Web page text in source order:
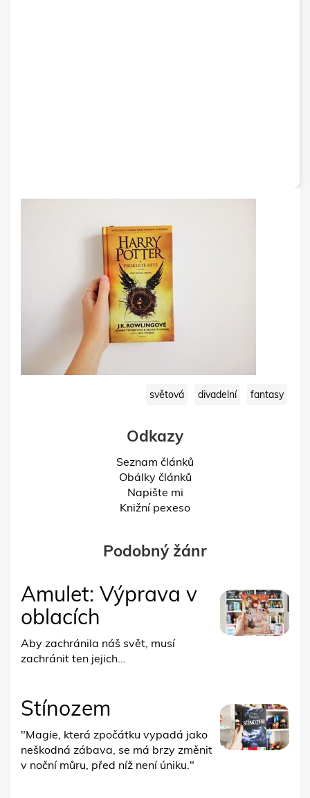
světová divadelní fantasy
Odkazy
Seznam článků
Obálky článků
Napište mi
Knižní pexeso
Podobný žánr
Amulet: Výprava v
oblacích
Aby zachránila náš svět, musí
zachránit ten jejich…
Stínozem
"Magie, která zpočátku vypadá jako
neškodná zábava, se má brzy změnit
v noční můru, před níž není úniku."